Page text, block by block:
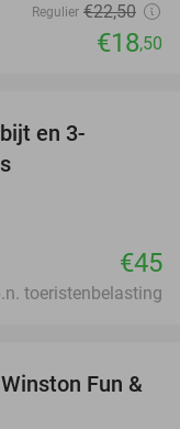
Regulier €22,50
€18,50
en 3-
€45
toeristenbelasting
20%
Fun &